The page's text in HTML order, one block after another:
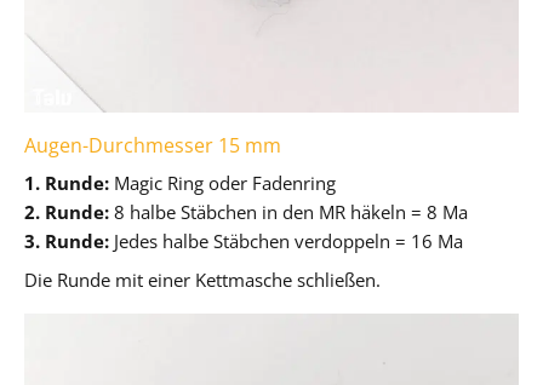
Augen-Durchmesser 15 mm
1. Runde: Magic Ring oder Fadenring
2. Runde: 8 halbe Stäbchen in den MR häkeln = 8 Ma
3. Runde: Jedes halbe Stäbchen verdoppeln = 16 Ma
Die Runde mit einer Kettmasche schließen.